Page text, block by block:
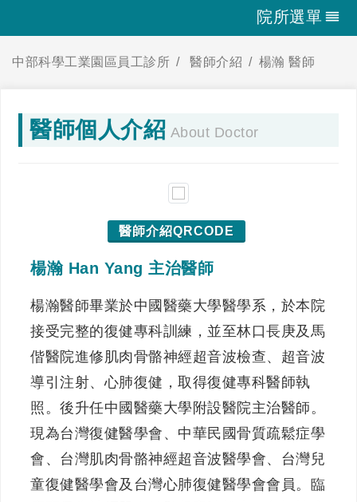
院所選單
中部科學工業園區員工診所 醫師介紹 楊瀚 醫師
醫師個人介紹 About Doctor
醫師介紹QRCODE
楊瀚 Han Yang 主治醫師
楊瀚醫師畢業於中國醫藥大學醫學系，於本院
接受完整的復健專科訓練，並至林口長庚及馬
偕醫院進修肌肉骨骼神經超音波檢查、超音波
導引注射、心肺復健，取得復健專科醫師執
照。後升任中國醫藥大學附設醫院主治醫師。
現為台灣復健醫學會、中華民國骨質疏鬆症學
會、台灣肌肉骨骼神經超音波醫學會、台灣兒
童復健醫學會及台灣心肺復健醫學會會員。臨